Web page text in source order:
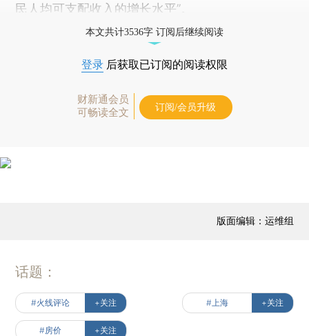
民人均可支配收入的增长水平”。
本文共计3536字 订阅后继续阅读
登录 后获取已订阅的阅读权限
财新通会员
可畅读全文
订阅/会员升级
版面编辑：运维组
话题：
#火线评论 +关注 #上海 +关注
#房价 +关注